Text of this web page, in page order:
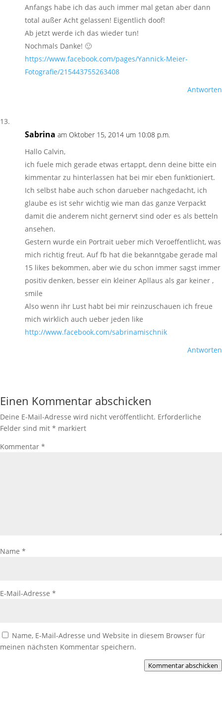
Anfangs habe ich das auch immer mal getan aber dann
total außer Acht gelassen! Eigentlich doof!
Ab jetzt werde ich das wieder tun!
Nochmals Danke! 🙂
https://www.facebook.com/pages/Yannick-Meier-
Fotografie/215443755263408
Antworten
Sabrina am Oktober 15, 2014 um 10:08 p.m.
Hallo Calvin,
ich fuele mich gerade etwas ertappt, denn deine bitte ein
kimmentar zu hinterlassen hat bei mir eben funktioniert.
Ich selbst habe auch schon darueber nachgedacht, ich
glaube es ist sehr wichtig wie man das ganze Verpackt
damit die anderem nicht gernervt sind oder es als betteln
ansehen.
Gestern wurde ein Portrait ueber mich Veroeffentlicht, was
mich richtig freut. Auf fb hat die bekanntgabe gerade mal
15 likes bekommen, aber wie du schon immer sagst immer
positiv denken, besser ein kleiner Apllaus als gar keiner ,
smile
Also wenn ihr Lust habt bei mir reinzuschauen ich freue
mich wirklich auch ueber jeden like
http://www.facebook.com/sabrinamischnik
Antworten
Einen Kommentar abschicken
Deine E-Mail-Adresse wird nicht veröffentlicht. Erforderliche
Felder sind mit * markiert
Kommentar *
Name *
E-Mail-Adresse *
Name, E-Mail-Adresse und Website in diesem Browser für
meinen nächsten Kommentar speichern.
Kommentar abschicken